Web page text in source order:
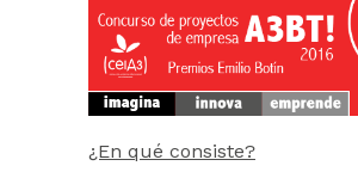
¿En qué consiste?